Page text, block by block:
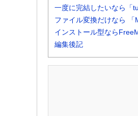
一度に完結したいなら「
ファイル変換だけなら 「
インストール型なら
編集後記